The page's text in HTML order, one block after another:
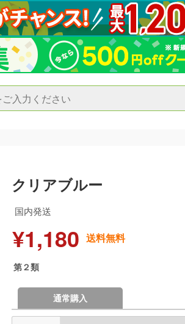
クリアブルー
国内発送
¥1,180 送料無料
第２類
通常購入